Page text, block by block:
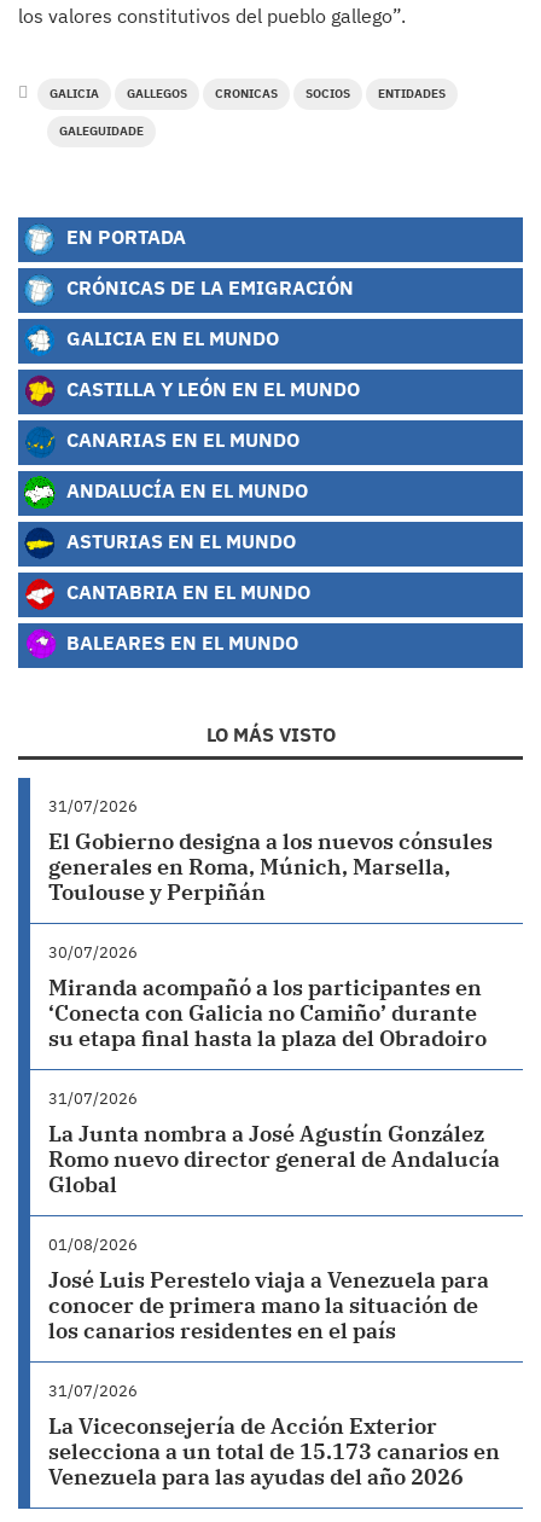
los valores constitutivos del pueblo gallego”.
GALICIA GALLEGOS CRONICAS SOCIOS ENTIDADES
GALEGUIDADE
EN PORTADA
CRÓNICAS DE LA EMIGRACIÓN
GALICIA EN EL MUNDO
CASTILLA Y LEÓN EN EL MUNDO
CANARIAS EN EL MUNDO
ANDALUCÍA EN EL MUNDO
ASTURIAS EN EL MUNDO
CANTABRIA EN EL MUNDO
BALEARES EN EL MUNDO
LO MÁS VISTO
31/07/2026
El Gobierno designa a los nuevos cónsules
generales en Roma, Múnich, Marsella,
Toulouse y Perpiñán
30/07/2026
Miranda acompañó a los participantes en
‘Conecta con Galicia no Camiño’ durante
su etapa final hasta la plaza del Obradoiro
31/07/2026
La Junta nombra a José Agustín González
Romo nuevo director general de Andalucía
Global
01/08/2026
José Luis Perestelo viaja a Venezuela para
conocer de primera mano la situación de
los canarios residentes en el país
31/07/2026
La Viceconsejería de Acción Exterior
selecciona a un total de 15.173 canarios en
Venezuela para las ayudas del año 2026